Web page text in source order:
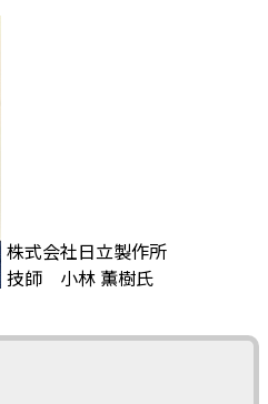
株式会社日立製作所
技師 小林 薫樹氏